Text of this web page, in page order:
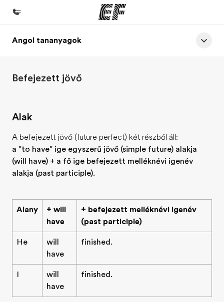
Home
EF programok
EF Iroda
EF iroda a közeledben
Rólunk
Mit kell rólunk tudni
Dolgozz velünk!
Angol tananyagok
Befejezett jövő
Alak
A befejezett jövő (future perfect) két részből áll:
a "to have" ige egyszerű jövő (simple future) alakja
(will have) + a fő ige befejezett melléknévi igenév
alakja (past participle).
Alany
+ will
have
+ befejezett melléknévi igenév
(past participle)
He
will
have
finished.
I
will
have
finished.